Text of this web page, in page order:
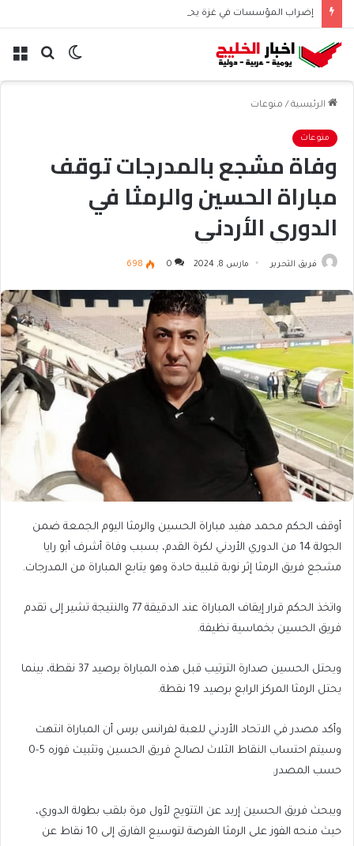
إضراب المؤسسات في غزة يحرم 45 ألف موظف من الرواتب
بحث الوضع
الرئيسية / منوعات
منوعات
وفاة مشجع بالمدرجات توقف
مباراة الحسين والرمثا في
الدوري الأردني
فريق التحرير مارس 8, 2024 0
698
أوقف الحكم محمد مفيد مباراة الحسين والرمثا اليوم الجمعة ضمن
الجولة 14 من الدوري الأردني لكرة القدم، بسبب وفاة أشرف أبو رايا
مشجع فريق الرمثا إثر نوبة قلبية حادة وهو يتابع المباراة من المدرجات.
واتخذ الحكم قرار إيقاف المباراة عند الدقيقة 77 والنتيجة تشير إلى تقدم
فريق الحسين بخماسية نظيفة.
ويحتل الحسين صدارة الترتيب قبل هذه المباراة برصيد 37 نقطة، بينما
يحتل الرمثا المركز الرابع برصيد 19 نقطة.
وأكد مصدر في الاتحاد الأردني للعبة لفرانس برس أن المباراة انتهت
وسيتم احتساب النقاط الثلاث لصالح فريق الحسين وتثبيت فوزه 5-0
حسب المصدر.
ويبحث فريق الحسين إربد عن التتويج لأول مرة بلقب بطولة الدوري،
حيث منحه الفوز على الرمثا الفرصة لتوسيع الفارق إلى 10 نقاط عن